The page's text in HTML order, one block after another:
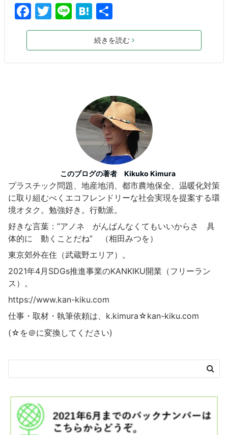
F
a
e
T
w
er
Li
n
H
at
e
n
有
続きを読む
このブログの著者 Kikuko Kimura
プラスチック問題、地産地消、都市農地保全、温暖化対策
に取り組むべくエコフレンドリーな社会実現を提案する環
境オタク。勉強好き。行動派。
好きな言葉：”アノネ がんばんなくてもいいからさ 具
体的に 動くことだね” （相田みつを）
東京郊外在住（武蔵野エリア）。
2021年4月SDGs推進事業のKANKIKU開業（フリーラン
ス）。
https://www.kan-kiku.com
仕事・取材・執筆依頼は、k.kimura☆kan-kiku.com
(☆を＠に変換してください)